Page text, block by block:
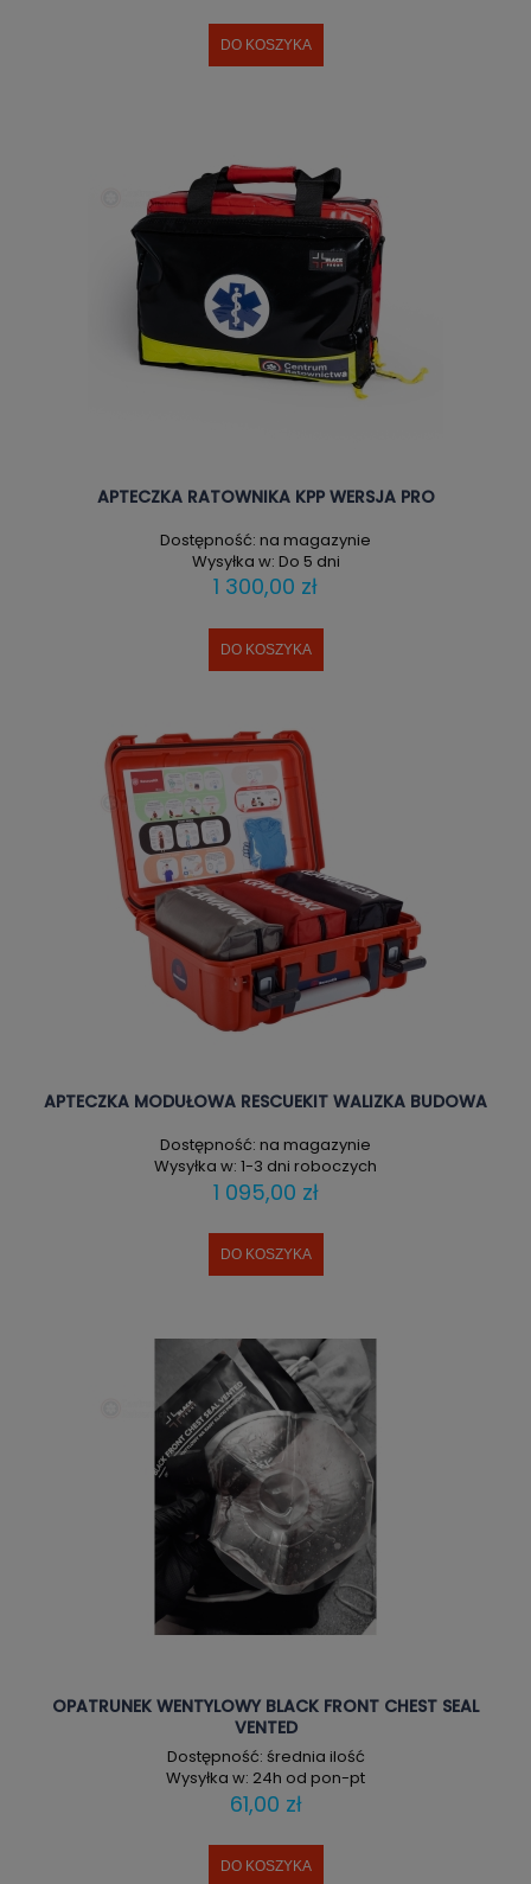
DO KOSZYKA
APTECZKA RATOWNIKA KPP WERSJA PRO
Dostępność: na magazynie
Wysyłka w: Do 5 dni
1 300,00 zł
DO KOSZYKA
APTECZKA MODUŁOWA RESCUEKIT WALIZKA BUDOWA
Dostępność: na magazynie
Wysyłka w: 1-3 dni roboczych
1 095,00 zł
DO KOSZYKA
OPATRUNEK WENTYLOWY BLACK FRONT CHEST SEAL
VENTED
Dostępność: średnia ilość
Wysyłka w: 24h od pon-pt
61,00 zł
DO KOSZYKA